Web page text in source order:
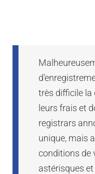
très difficile la
leurs frais et
registrars
unique, mais
conditions de
astérisques